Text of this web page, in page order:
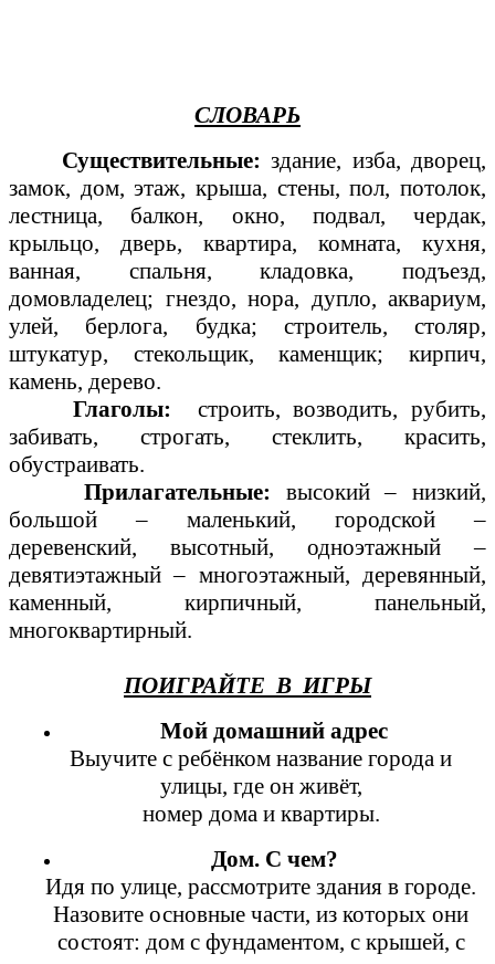
СЛОВАРЬ
Существительные: здание, изба, дворец,
замок, дом, этаж, крыша, стены, пол, потолок,
лестница, балкон, окно, подвал, чердак,
крыльцо, дверь, квартира, комната, кухня,
ванная, спальня, кладовка, подъезд,
домовладелец; гнездо, нора, дупло, аквариум,
улей, берлога, будка; строитель, столяр,
штукатур, стекольщик, каменщик; кирпич,
камень, дерево.
Глаголы: строить, возводить, рубить,
забивать, строгать, стеклить, красить,
обустраивать.
Прилагательные: высокий – низкий,
большой – маленький, городской –
деревенский, высотный, одноэтажный –
девятиэтажный – многоэтажный, деревянный,
каменный, кирпичный, панельный,
многоквартирный.
ПОИГРАЙТЕ В ИГРЫ
Мой домашний адрес
Выучите с ребёнком название города и
улицы, где он живёт,
номер дома и квартиры.
Дом. С чем?
Идя по улице, рассмотрите здания в городе.
Назовите основные части, из которых они
состоят: дом с фундаментом, с крышей, с